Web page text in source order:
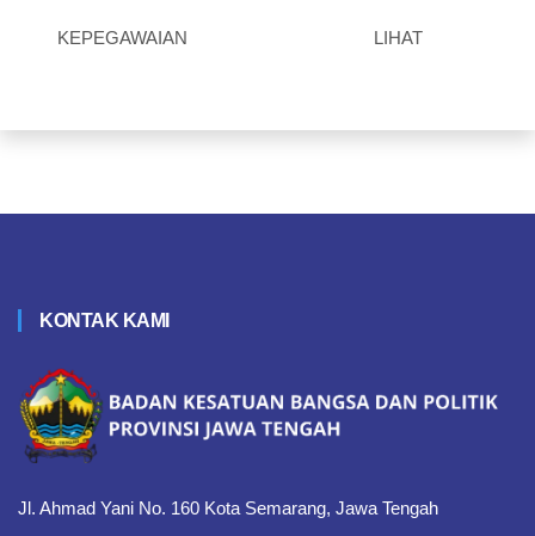
KEPEGAWAIAN LIHAT
KONTAK KAMI
Jl. Ahmad Yani No. 160 Kota Semarang, Jawa Tengah